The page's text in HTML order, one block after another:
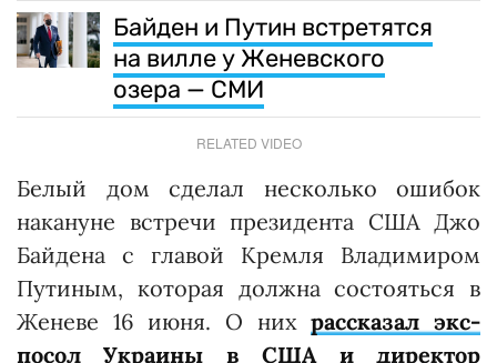
Байден и Путин встретятся
на вилле у Женевского
озера — СМИ
RELATED VIDEO
Белый дом сделал несколько ошибок
накануне встречи президента США Джо
Байдена с главой Кремля Владимиром
Путиным, которая должна состояться в
Женеве 16 июня. О нихрассказал экс-
посол Украины в США и директор